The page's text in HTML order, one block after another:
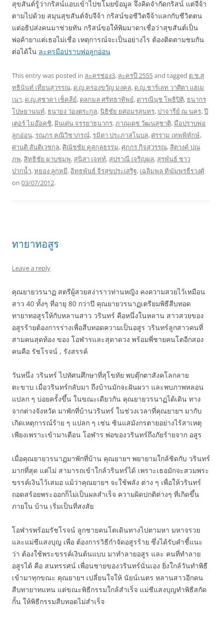
สุขสันต์รู้ว่ากริสน์แอบเข้าไปขโมยข้อมูล จึงคิดจำกัดกริสน์ แต่จีจ้า
ตามไปด้วย สมุนสุขสันต์จับจีจ้า กริสน์ขอชีวิตจีจ้าแลกกับชีวิตตน
แต่อธิปส่งคนมาช่วยทัน กริสน์ขอให้พิมมาดาเชื่อว่าสุขสันต์เป็น
พ่อค้ายาแต่เธอไม่เชื่อ เหตุการณ์จะเป็นอย่างไร ต้องติดตามชมกัน
ต่อได้ใน ละครมือปราบพ่อลูกอ่อน
This entry was posted in ละครช่อง3, ละครปี 2555and tagged ด.ช.สุ
ทธินันท์ เทียนสุวรรณ, ด.ญ.ครองขวัญ มงคล, ด.ญ.ชาร์เลท วาศิตา แฮเม
เนา, ด.ญ.สุชาดา เช็คลีย์, ดลกมล ศรัทธาทิพย์, ดารณีนุช โพธิปิติ, ธนากร
โปษยานนท์, ธนายง ว่องตระกูล,นิธิชัย ยศอมรสุนทร,ปาจารีย์ ณ นคร,ปี
เตอร์ ไมอ๊อคชิ, ฝันเด่น จรรยาธนากร,ภาณุเดช วัฒนสุชาติ,มือปราบพ่อ
ลูกอ่อน, รณภร คณิวิชาภรณ์, รมิดา ประภาสโนบล,ศรราม เทพพิทักษ์,
ศานติ สันติเวชกุล,ศิณัชชัย คูสกุลธรรม,ศุภกร กิจสุวรรณ, สิตางค์ ปุณ
ภพ, สิทธิชัย ผาบชมพู, สุนิสา เจทท์, สุปราณี เจริญผล, สุรพันธ์ ชาว
ปากน้ำ,หยอง ลูกหยี, อิทธพันธ์ จิรสุขประเสริฐ, เฉลิมพล ทิฆัมพรธีรวงศ์
on 03/07/2012.
ทายาทอสูร
Leave a reply
คุณยายวรนาฏ สตรีผู้สวยสง่าราวท่านหญิง คงความสวยไว้เหมือน
สาว 40 ทั้งๆ ที่อายุ 80 กว่าปี คุณยายวรนาฏเตรียมพิธีสืบทอด
ทายาทอสูรให้กับหลานสาว วรินทร์ คือหนึ่งในหลาน สาวสวยของ
อสูรร้ายต้องการร่างเพื่อสืบทอดความเป็นอสูร วรินทร์ลูกสาวคนที่
สามคนสุดท้อง ของ โอฬารและสุดาดวง พร้อมพี่ชายคนโตอีกสอง
คนคือ รัชโรจน์ , รังสรรค์
วันหนึ่ง วรินทร์ ไปทัศนศึกษาที่สุโขทัย พบตุ๊กตาสังคโลกลาย
ตะขาบ เมื่อวรินทร์กลับมา ถึงบ้านมักจะฝันผวา และพบภาพหลอน
แปลก ๆ บ่อยครั้งขึ้น ในขณะเดียวกัน คุณยายวรนาฏได้เดิน ทาง
จากต่างจังหวัด มาพักที่บ้านวรินทร์ ในช่วงเวลาที่คุณยายฯ มากับ
เกิดเหตุการณ์ร้าย ๆ แปลก ๆ เช่น ซินแสมังกรตายอย่างไร้สาเหตุ
เพียงเพราะเข้ามาเตือน โอฬาร พ่อของวรินทร์ถึงภัยร้ายจาก อสูร
เมื่อคุณยายวรนาฏมาพักที่บ้าน คุณยายฯ พยายามใกล้ชิดกับ วรินทร์
มากที่สุด แต่ไม่ สามารถเข้าใกล้วรินทร์ได้ เพราะเธอมักจะสวมพระ
ขรรค์เงินไว้เสมอ แม้ว่าคุณยายฯ จะใช้พลัง ต่าง ๆ เพื่อให้วรินทร์
ถอดสร้อยพระออกก็ไม่เป็นผลสำเร็จ ความผิดปกติต่างๆ ที่เกิดขึ้น
ภายใน บ้าน เริ่มเป็นที่สงสัย
โอฬารพร้อมรัชโรจน์ ลูกชายคนโตเดินทางไปตามหา มหาจรวย
และแม่ชีแสงบุญ เพื่อ ต้องการวิธีกำจัดอสูรร้าย ซึ่งได้รับคำชี้แนะ
ว่า ต้องใช้พระขรรค์เงินต้นแบบ มาทำลายอสูร และ คนที่ทำลาย
อสูรได้ คือ สนทรรศน์ เพื่อนชายของวรินทร์นั่นเอง ยิ่งใกล้วันทำพิธี
เข้ามาทุกขณะ คุณยายฯ เปลี่ยนใจให้ นัยน์เนตร หลานสาวอีกคน
สืบทายาทแทน แต่ขณะพิธีกรรมใกล้สำเร็จ แม่ชีแสงบุญทำพิธีสกัด
กั้น ให้พิธีกรรมสืบทอดไม่สำเร็จ